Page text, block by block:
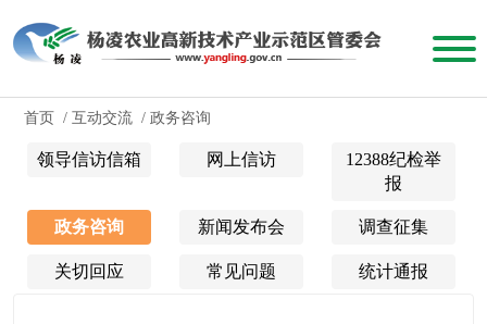
首页 / 互动交流 / 政务咨询
领导信访信箱 网上信访
12388纪检举
报
政务咨询 新闻发布会 调查征集
关切回应 常见问题 统计通报